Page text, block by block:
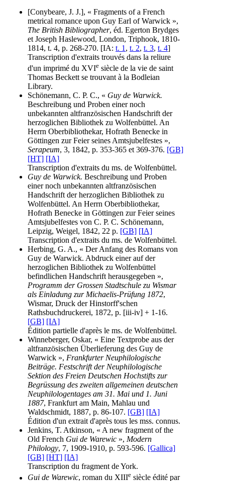
[Conybeare, J. J.], « Fragments of a French
metrical romance upon Guy Earl of Warwick »,
The British Bibliographer, éd. Egerton Brydges
et Joseph Haslewood, London, Triphook, 1810-
1814, t. 4, p. 268-270. [IA: t. 1 , t. 2, t. 3, t. 4]
Transcription d'extraits trouvés dans la reliure
d'un imprimé du XVIe siècle de la vie de saint
Thomas Beckett se trouvant à la Bodleian
Library.
Schönemann, C. P. C., « Guy de Warwick.
Beschreibung und Proben einer noch
unbekannten altfranzösischen Handschrift der
herzoglichen Bibliothek zu Wolfenbüttel. An
Herrn Oberbibliothekar, Hofrath Benecke in
Göttingen zur Feier seines Amtsjubelfestes »,
Serapeum, 3, 1842, p. 353-365 et 369-376. [GB]
[HT] [IA]
Transcription d'extraits du ms. de Wolfenbüttel.
Guy de Warwick. Beschreibung und Proben
einer noch unbekannten altfranzösischen
Handschrift der herzoglichen Bibliothek zu
Wolfenbüttel. An Herrn Oberbibliothekar,
Hofrath Benecke in Göttingen zur Feier seines
Amtsjubelfestes von C. P. C. Schönemann,
Leipzig, Weigel, 1842, 22 p. [GB] [IA]
Transcription d'extraits du ms. de Wolfenbüttel.
Herbing, G. A., « Der Anfang des Romans von
Guy de Warwick. Abdruck einer auf der
herzoglichen Bibliothek zu Wolfenbüttel
befindlichen Handschrift herausgegeben »,
Programm der Grossen Stadtschule zu Wismar
als Einladung zur Michaelis-Prüfung 1872,
Wismar, Druck der Hinstorff'schen
Rathsbuchdruckerei, 1872, p. [iii-iv] + 1-16.
[GB] [IA]
Édition partielle d'après le ms. de Wolfenbüttel.
Winneberger, Oskar, « Eine Textprobe aus der
altfranzösischen Überlieferung des Guy de
Warwick », Frankfurter Neuphilologische
Beiträge. Festschrift der Neuphilologische
Sektion des Freien Deutschen Hochstifts zur
Begrüssung des zweiten allgemeinen deutschen
Neuphilologentages am 31. Mai und 1. Juni
1887, Frankfurt am Main, Mahlau und
Waldschmidt, 1887, p. 86-107. [GB] [IA]
Édition d'un extrait d'après tous les mss. connus.
Jenkins, T. Atkinson, « A new fragment of the
Old French Gui de Warewic », Modern
Philology, 7, 1909-1910, p. 593-596. [Gallica]
[GB] [HT] [IA]
Transcription du fragment de York.
Gui de Warewic, roman du XIIIe siècle édité par